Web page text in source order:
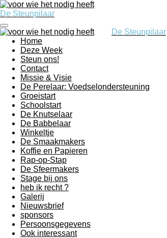
Ga
direct
naar
de
hoofdinhoud
De Steunpilaar
De Steunpilaar
Home
Deze Week
Steun ons!
Contact
Missie & Visie
De Perelaar: Voedselondersteuning
Groeistart
Schoolstart
De Knutselaar
De Babbelaar
Winkeltje
De Smaakmakers
Koffie en Papieren
Rap-op-Stap
De Sfeermakers
Stage bij ons
heb ik recht ?
Galerij
Nieuwsbrief
sponsors
Persoonsgegevens
Ook interessant